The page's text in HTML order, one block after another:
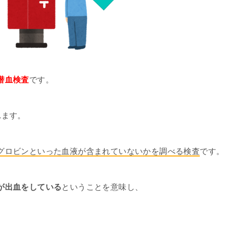
血検査です。
す。
ビンといった血液が含まれていないかを調べる検査です。
出血をしているということを意味し、